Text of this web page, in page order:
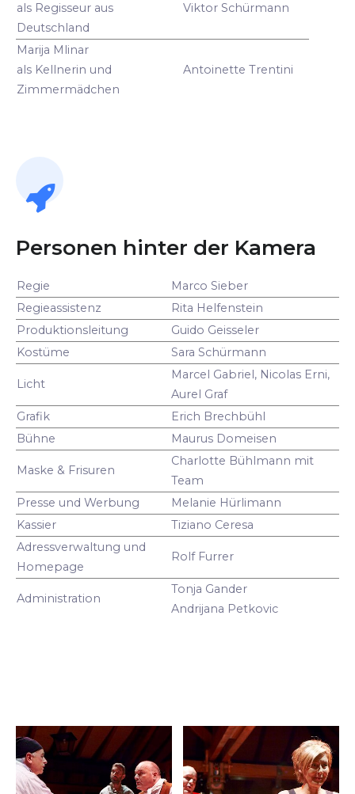
als Regisseur aus
Deutschland
Viktor Schürmann
Marija Mlinar
als Kellnerin und
Zimmermädchen
Antoinette Trentini
Personen hinter der Kamera
Regie
Marco Sieber
Regieassistenz
Rita Helfenstein
Produktionsleitung
Guido Geisseler
Kostüme
Sara Schürmann
Licht
Marcel Gabriel, Nicolas Erni,
Aurel Graf
Grafik
Erich Brechbühl
Bühne
Maurus Domeisen
Maske & Frisuren
Charlotte Bühlmann mit
Team
Presse und Werbung
Melanie Hürlimann
Kassier
Tiziano Ceresa
Adressverwaltung und
Homepage
Rolf Furrer
Administration
Tonja Gander
Andrijana Petkovic